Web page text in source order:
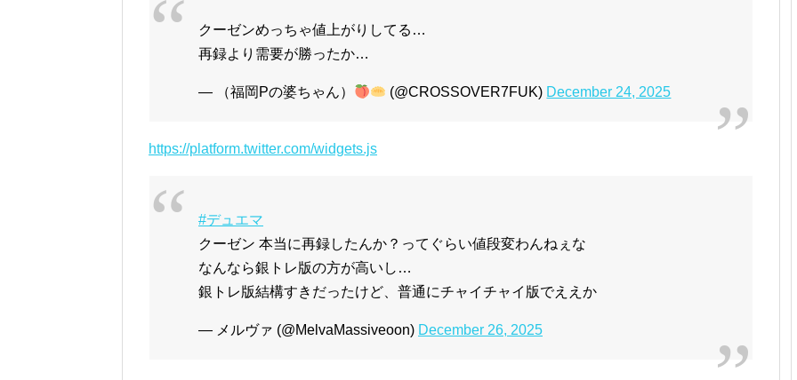
クーゼンめっちゃ値上がりしてる…
再録より需要が勝ったか…
— （福岡Pの婆ちゃん） (@CROSSOVER7FUK) December 24, 2025
https://platform.twitter.com/widgets.js
#デュエマ
クーゼン 本当に再録したんか？ってぐらい値段変わんねぇな
なんなら銀トレ版の方が高いし…
銀トレ版結構すきだったけど、普通にチャイチャイ版でええか
— メルヴァ (@MelvaMassiveoon) December 26, 2025